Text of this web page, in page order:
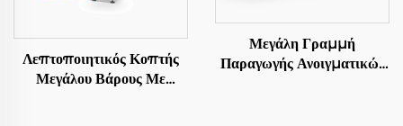
Λεπτοποιητικός Κοπτής
Μεγάλου Βάρους Με
Μεγάλη Γραμμή
Παραγωγής Ανοιγματικών